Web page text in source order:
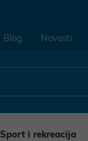
Blog Novosti
Sport i rekreacija